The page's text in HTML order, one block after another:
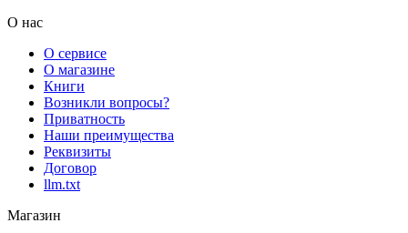
О нас
О сервисе
О магазине
Книги
Возникли вопросы?
Приватность
Наши преимущества
Реквизиты
Договор
llm.txt
Магазин